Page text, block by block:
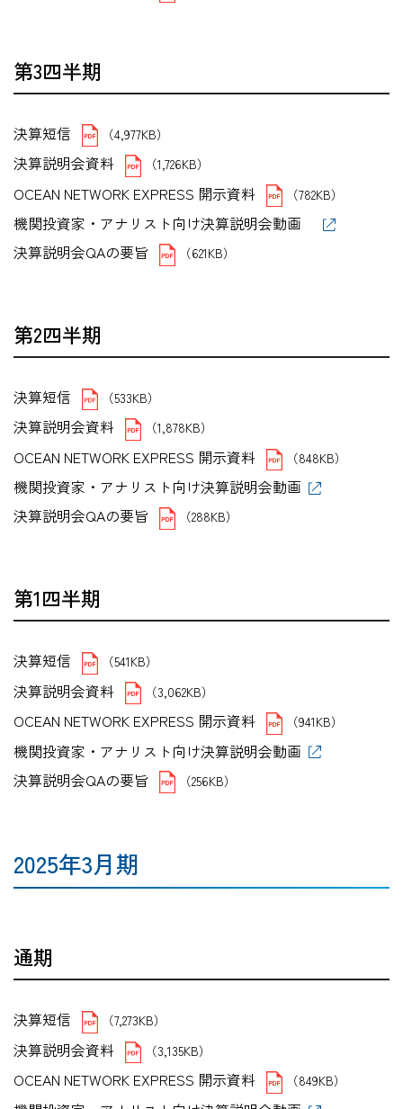
第3四半期
決算短信 （4,977KB）
決算説明会資料 （1,726KB）
OCEAN NETWORK EXPRESS 開示資料 （782KB）
機関投資家・アナリスト向け決算説明会動画
決算説明会QAの要旨
（621KB）
第2四半期
決算短信 （533KB）
決算説明会資料 （1,878KB）
OCEAN NETWORK EXPRESS 開示資料 （848KB）
機関投資家・アナリスト向け決算説明会動画
決算説明会QAの要旨
（288KB）
第1四半期
決算短信 （541KB）
決算説明会資料 （3,062KB）
OCEAN NETWORK EXPRESS 開示資料 （941KB）
機関投資家・アナリスト向け決算説明会動画
決算説明会QAの要旨
（256KB）
2025年3月期
通期
決算短信 （7,273KB）
決算説明会資料 （3,135KB）
OCEAN NETWORK EXPRESS 開示資料 （849KB）